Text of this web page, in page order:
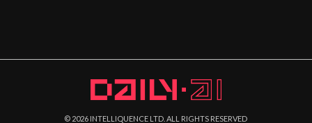
© 2026 INTELLIQUENCE LTD. ALL RIGHTS RESERVED